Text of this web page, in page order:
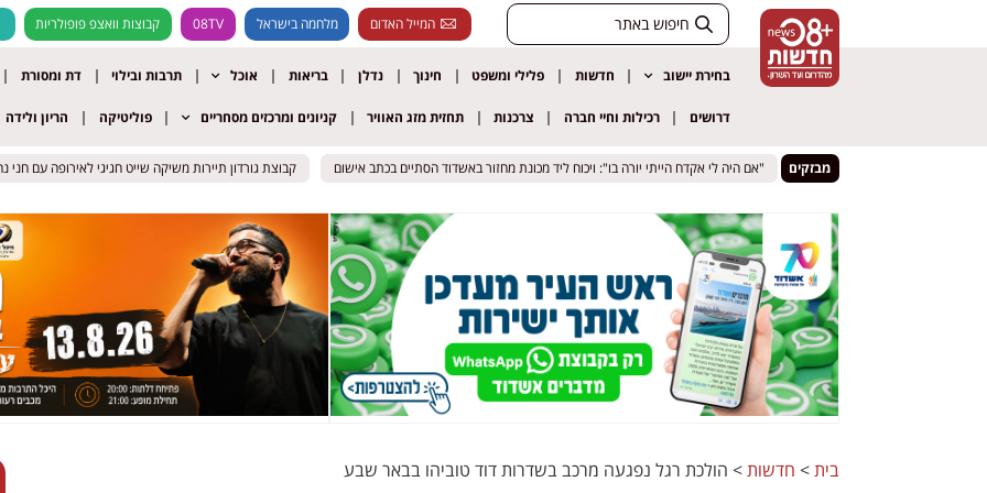
המייל האדום מלחמה בישראל 08TV קבוצות וואצפ פופולריות
בחירת יישוב חדשות פלילי ומשפט חינוך נדלן בריאות אוכל תרבות ובילוי דת ומסורת
דרושים רכילות וחיי חברה צרכנות תחזית מזג האוויר קניונים ומרכזים מסחריים פוליטיקה הריון ולידה
מבזקיםסכין ואיים לדקור עובר אורח "אם היה לי אקדח הייתי יורה בו": ויכוח ליד מכונת מחזור באשדוד הסתיים בכתב אישום קבוצת גורדון תיירות משיקה שייט חגיגי לאירופה עם חני סכין ואיים לדקור עובר אורח "אם היה לי אקדח הייתי יורה בו": ויכוח ליד מכונת מחזור באשדוד הסתיים בכתב אישום קבוצת גורדון תיירות משיקה שייט חגיגי לאירופה עם חני
בית> חדשות> הולכת רגל נפגעה מרכב בשדרות דוד טוביהו בבאר שבע